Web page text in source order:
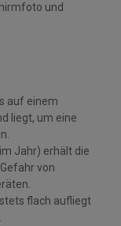
und
auf einem
liegt, um eine
Jahr) erhält die
von
flach aufliegt